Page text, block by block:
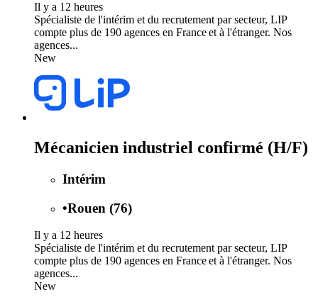
Il y a 12 heures
Spécialiste de l'intérim et du recrutement par secteur, LIP
compte plus de 190 agences en France et à l'étranger. Nos
agences...
New
Mécanicien industriel confirmé (H/F)
Intérim
•Rouen (76)
Il y a 12 heures
Spécialiste de l'intérim et du recrutement par secteur, LIP
compte plus de 190 agences en France et à l'étranger. Nos
agences...
New